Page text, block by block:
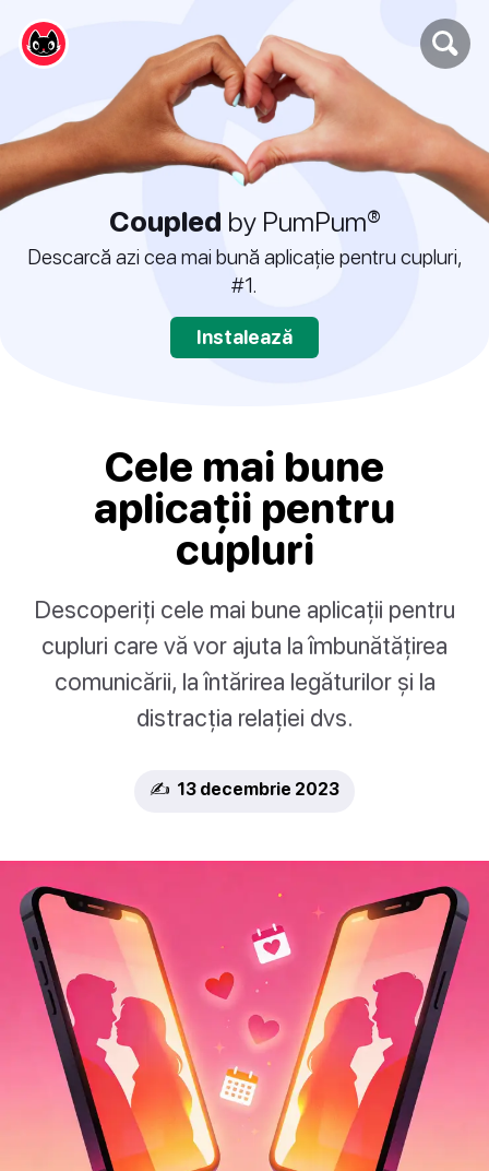
Coupled by PumPum®
Descarcă azi cea mai bună aplicație pentru cupluri,
#1.
Instalează
Cele mai bune
aplicații pentru
cupluri
Descoperiți cele mai bune aplicații pentru
cupluri care vă vor ajuta la îmbunătățirea
comunicării, la întărirea legăturilor și la
distracția relației dvs.
✍️ 13 decembrie 2023